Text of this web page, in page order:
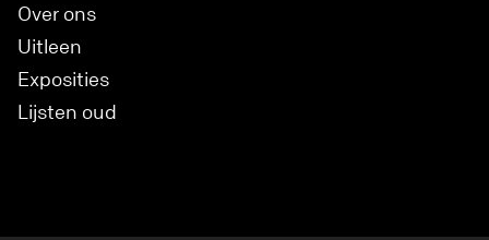
Over ons
Uitleen
Exposities
Lijsten oud